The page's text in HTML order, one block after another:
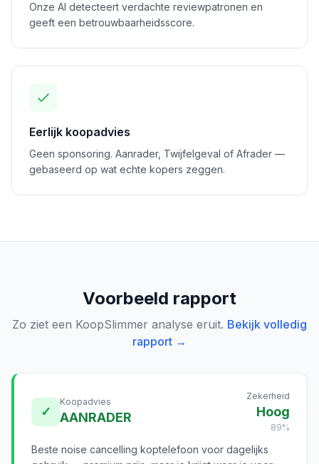
Onze AI detecteert verdachte reviewpatronen en
geeft een betrouwbaarheidsscore.
Eerlijk koopadvies
Geen sponsoring. Aanrader, Twijfelgeval of Afrader —
gebaseerd op wat echte kopers zeggen.
Voorbeeld rapport
Zo ziet een KoopSlimmer analyse eruit. Bekijk volledig
rapport →
✓
Koopadvies
AANRADER
Zekerheid
Hoog
89%
Beste noise cancelling koptelefoon voor dagelijks